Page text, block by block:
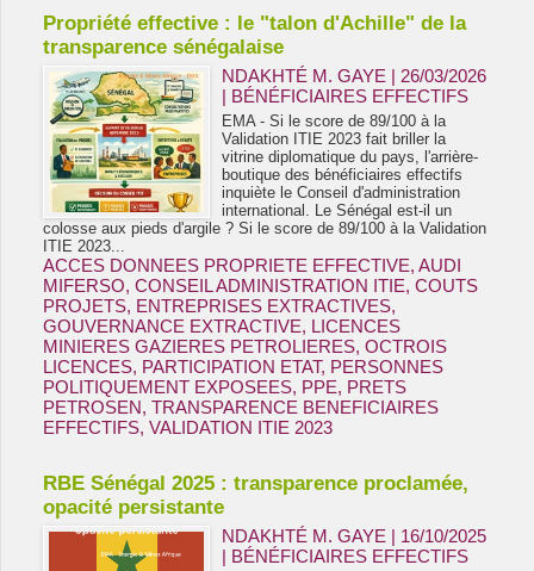
Propriété effective : le "talon d'Achille" de la
transparence sénégalaise
NDAKHTÉ M. GAYE | 26/03/2026
| BÉNÉFICIAIRES EFFECTIFS
EMA - Si le score de 89/100 à la
Validation ITIE 2023 fait briller la
vitrine diplomatique du pays, l'arrière-
boutique des bénéficiaires effectifs
inquiète le Conseil d'administration
international. Le Sénégal est-il un
colosse aux pieds d'argile ? Si le score de 89/100 à la Validation
ITIE 2023...
ACCES DONNEES PROPRIETE EFFECTIVE, AUDI
MIFERSO, CONSEIL ADMINISTRATION ITIE, COUTS
PROJETS, ENTREPRISES EXTRACTIVES,
GOUVERNANCE EXTRACTIVE, LICENCES
MINIERES GAZIERES PETROLIERES, OCTROIS
LICENCES, PARTICIPATION ETAT, PERSONNES
POLITIQUEMENT EXPOSEES, PPE, PRETS
PETROSEN, TRANSPARENCE BENEFICIAIRES
EFFECTIFS, VALIDATION ITIE 2023
RBE Sénégal 2025 : transparence proclamée,
opacité persistante
NDAKHTÉ M. GAYE | 16/10/2025
| BÉNÉFICIAIRES EFFECTIFS